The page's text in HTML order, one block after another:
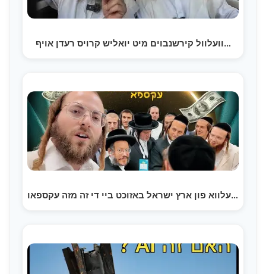
וועלוול קירשנבוים מיט יואליש קרויס רעדן אויף…
וועלווא פון ארץ ישראל באזוכט ביי די זה מזה עקספאו…